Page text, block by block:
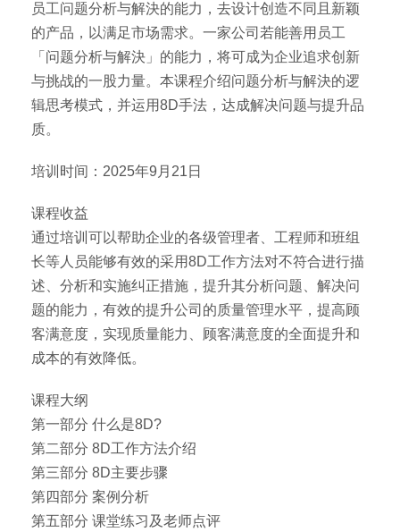
员工问题分析与解決的能力，去设计创造不同且新颖
的产品，以满足市场需求。一家公司若能善用员工
「问题分析与解決」的能力，将可成为企业追求创新
与挑战的一股力量。本课程介绍问题分析与解決的逻
辑思考模式，并运用8D手法，达成解决问题与提升品
质。
培训时间：2025年9月21日
课程收益
通过培训可以帮助企业的各级管理者、工程师和班组
长等人员能够有效的采用8D工作方法对不符合进行描
述、分析和实施纠正措施，提升其分析问题、解决问
题的能力，有效的提升公司的质量管理水平，提高顾
客满意度，实现质量能力、顾客满意度的全面提升和
成本的有效降低。
课程大纲
第一部分 什么是8D?
第二部分 8D工作方法介绍
第三部分 8D主要步骤
第四部分 案例分析
第五部分 课堂练习及老师点评